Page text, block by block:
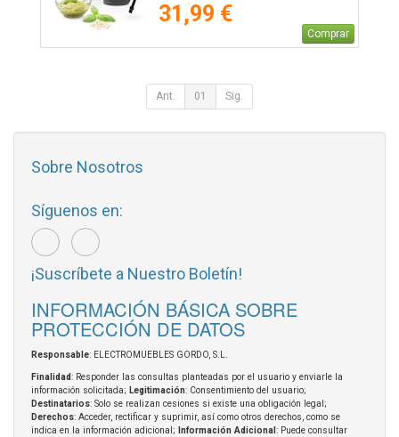
31,99 €
Comprar
Ant. 01 Sig.
Sobre Nosotros
Síguenos en:
¡Suscríbete a Nuestro Boletín!
INFORMACIÓN BÁSICA SOBRE
PROTECCIÓN DE DATOS
Responsable: ELECTROMUEBLES GORDO, S.L.
Finalidad: Responder las consultas planteadas por el usuario y enviarle la
información solicitada; Legitimación: Consentimiento del usuario;
Destinatarios: Solo se realizan cesiones si existe una obligación legal;
Derechos: Acceder, rectificar y suprimir, así como otros derechos, como se
indica en la información adicional;
Información Adicional : Puede consultar